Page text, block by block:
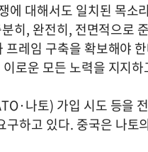
에 대해서도 일치된 목소
히, 완전히, 전면적으로
레임 구축을 확보해야
로운 모든 노력을 지지
나토) 가입 시도 등을
하고 있다. 중국은 나토